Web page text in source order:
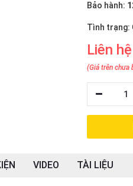
Bảo hành:
Tình trạng:
Liên hệ
(Giá trên chưa
1
VIDEO TÀI LIỆU